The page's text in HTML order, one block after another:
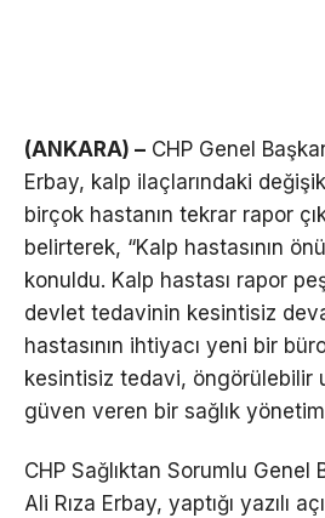
(ANKARA) – CHP Genel
Erbay, kalp ilaçlarındaki
birçok hastanın tekrar rapor
belirterek, “Kalp hastasının
konuldu. Kalp hastası rapor
devlet tedavinin kesintisiz
hastasının ihtiyacı yeni bir
kesintisiz tedavi, öngörülebilir
güven veren bir sağlık
CHP Sağlıktan Sorumlu Genel
Ali Rıza Erbay, yaptığı yazılı